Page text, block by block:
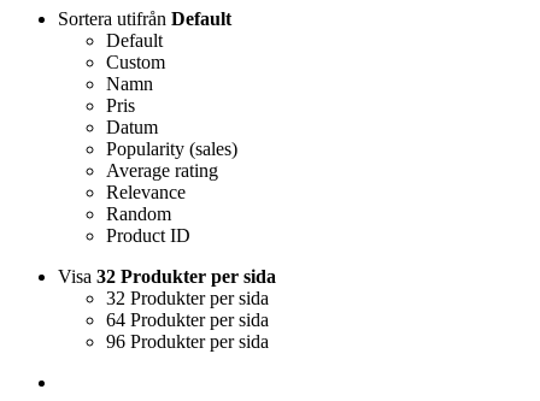
Sortera utifrån Default
Default
Custom
Namn
Pris
Datum
Popularity (sales)
Average rating
Relevance
Random
Product ID
Visa 32 Produkter per sida
32 Produkter per sida
64 Produkter per sida
96 Produkter per sida